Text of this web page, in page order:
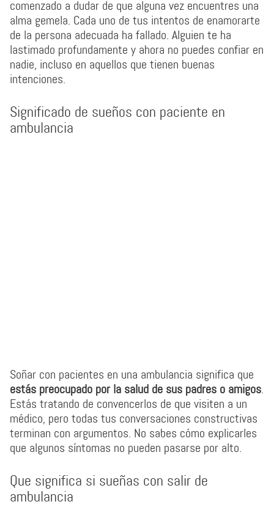
comenzado a dudar de que alguna vez encuentres una
alma gemela. Cada uno de tus intentos de enamorarte
de la persona adecuada ha fallado. Alguien te ha
lastimado profundamente y ahora no puedes confiar en
nadie, incluso en aquellos que tienen buenas
intenciones.
Significado de sueños con paciente en
ambulancia
Soñar con pacientes en una ambulancia significa que
estás preocupado por la salud de sus padres o amigos.
Estás tratando de convencerlos de que visiten a un
médico, pero todas tus conversaciones constructivas
terminan con argumentos. No sabes cómo explicarles
que algunos síntomas no pueden pasarse por alto.
Que significa si sueñas con salir de
ambulancia